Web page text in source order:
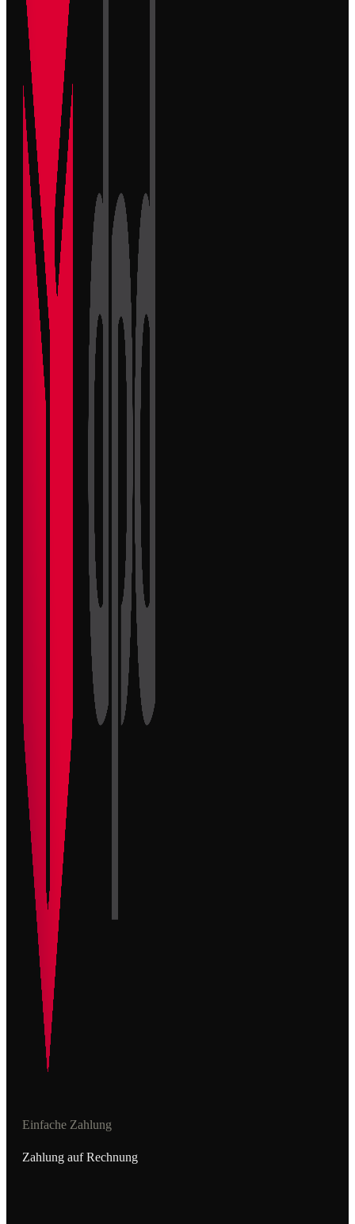
Einfache Zahlung
Zahlung auf Rechnung